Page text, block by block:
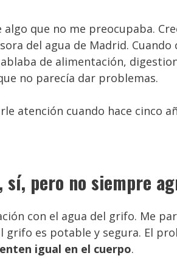
que no me preocupaba.
del agua de Madrid.
de alimentación,
no parecía dar problemas.
atención cuando hace cinco
pero no siempre
con el agua del grifo. Me
grifo es potable y segura. El
igual en el cuerpo.